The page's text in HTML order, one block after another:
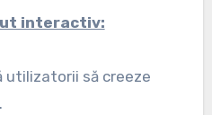
interactiv:
utilizatorii să creeze